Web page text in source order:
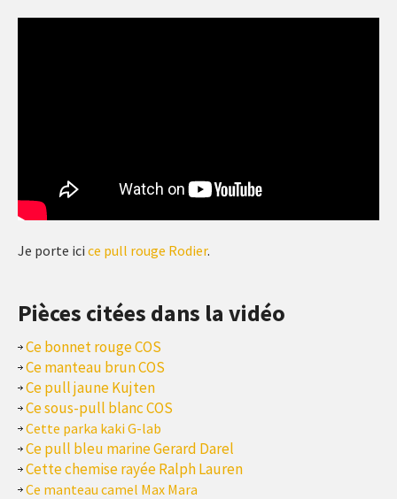
Je porte ici ce pull rouge Rodier.
Pièces citées dans la vidéo
Ce bonnet rouge COS
Ce manteau brun COS
Ce pull jaune Kujten
Ce sous-pull blanc COS
Cette parka kaki G-lab
Ce pull bleu marine Gerard Darel
Cette chemise rayée Ralph Lauren
Ce manteau camel Max Mara